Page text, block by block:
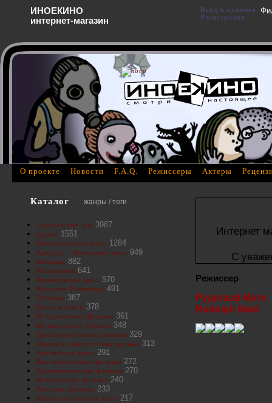
Интернет
С
Режиссер
Рудольф Мате
Rudolph Maté
Каталог жанры / теги
Зарубежные х/ф 3987
Драма 1551
Отечественное кино 1284
Артхаус - Авторское кино 949
Комедия 882
Мелодрама 641
Французское кино 570
Классика Голливуда 491
Триллер 387
Балет и танец 378
Исторические фильмы 361
Музыкальные фильмы 348
Приключенческие фильмы 329
Оперы и классическая музыка 313
Английское кино 291
Биографические фильмы 272
Документальные фильмы 270
Итальянские фильмы 240
Военные фильмы 233
Новое российское кино 217
О проекте Новости F.A.Q. Режиссеры Актеры
ИНОЕКИНО
интернет-магазин
Вход в кабинет
Регистрация